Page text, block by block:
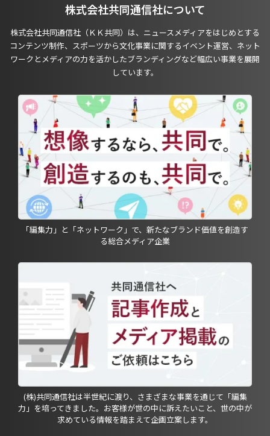
株式会社共同通信社について
株式会社共同通信社（ＫＫ共同）は、ニュースメディアをはじめとする
コンテンツ制作、スポーツから文化事業に関するイベント運営、ネット
ワークとメディアの力を活かしたブランディングなど幅広い事業を展開
しています。
「編集力」と「ネットワーク」で、新たなブランド価値を創造す
る総合メディア企業
(株)共同通信社は半世紀に渡り、さまざまな事業を通じて「編集
力」を培ってきました。お客様が世の中に訴えたいこと、世の中が
求めている情報を踏まえて企画立案します。